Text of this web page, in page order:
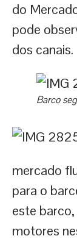
do
pode
dos canais.
Barco
mercado
para o
este
motores